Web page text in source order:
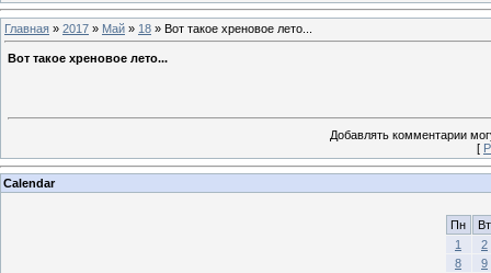
Главная » 2017 » Май » 18 » Вот такое хреновое лето...
Вот такое хреновое лето...
Добавлять комментарии
[
Calendar
Пн
Вт
1
2
8
9